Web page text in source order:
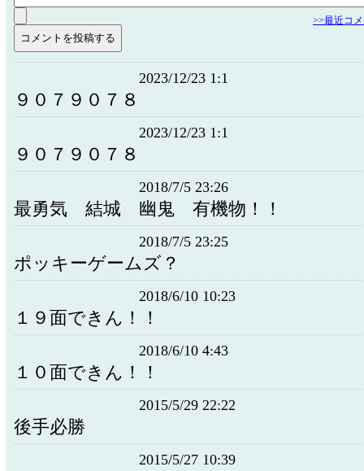
>>最近コ
2023/12/23 1:1
９０７９０７８
2023/12/23 1:1
９０７９０７８
2018/7/5 23:26
最勇気 結城 幽鬼 有機物！！
2018/7/5 23:25
ポッキーゲームズ？
2018/6/10 10:23
１９面できん！！
2018/6/10 4:43
１０面できん！！
2015/5/29 22:22
後手必勝
2015/5/27 10:39